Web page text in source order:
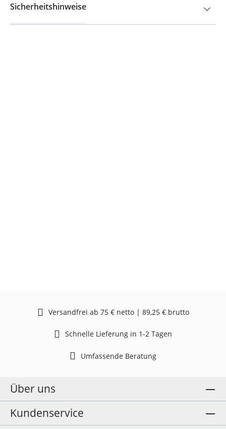
Sicherheitshinweise
Versandfrei ab 75 € netto | 89,25 € brutto
Schnelle Lieferung in 1-2 Tagen
Umfassende Beratung
Über uns
Kundenservice